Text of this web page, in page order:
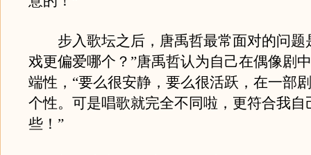
步入歌坛之后，唐禹哲最常面对的问题
戏更偏爱哪个？”唐禹哲认为自己在偶像剧
端性，“要么很安静，要么很活跃，在一部
个性。可是唱歌就完全不同啦，更符合我自
些！”